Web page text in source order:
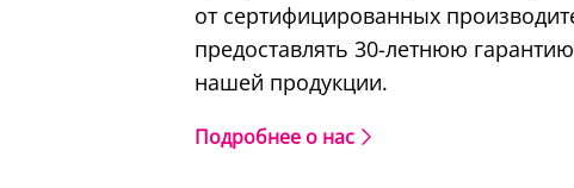
от сертифицированных
предоставлять 30-летнюю
нашей продукции.
Подробнее о нас